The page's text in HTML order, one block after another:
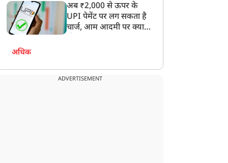
अब ₹2,000 से ऊपर के
UPI पेमेंट पर लग सकता है
चार्ज, आम आदमी पर क्या
अधिक
ADVERTISEMENT